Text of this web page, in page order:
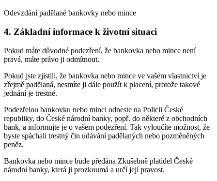
Odevzdání padělané bankovky nebo mince
4. Základní informace k životní situaci
Pokud máte důvodné podezření, že bankovka nebo mince není
pravá, máte právo ji odmítnout.
Pokud jste zjistili, že bankovka nebo mince ve vašem vlastnictví je
zřejmě padělaná, nesmíte ji dále použít k placení, protože takové
jednání je trestné.
Podezřelou bankovku nebo minci odneste na Policii České
republiky, do České národní banky, popř. do některé z obchodních
bank, a informujte je o vašem podezření. Tak vyloučíte možnost, že
byste spáchali trestný čin udávání padělaných nebo pozměněných
peněz.
Bankovka nebo mince bude předána Zkušebně platidel České
národní banky, která ji prozkoumá a určí její pravost.